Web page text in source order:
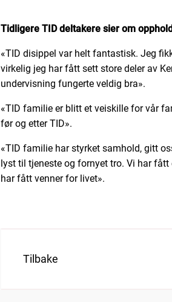
Tidligere TID deltakere sier om
«TID disippel var helt fantastisk. Jeg
virkelig jeg har fått sett store deler av
undervisning fungerte veldig bra».
«TID familie er blitt et veiskille for vår
før og etter TID».
«TID familie har styrket samhold, gitt
lyst til tjeneste og fornyet tro. Vi har
har fått venner for livet».
Tilbake